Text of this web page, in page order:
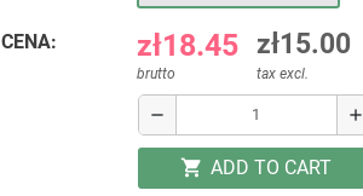
CENA: zł18.45
brutto
zł15.00
tax excl.
remove add
shopping_cart ADD TO CART